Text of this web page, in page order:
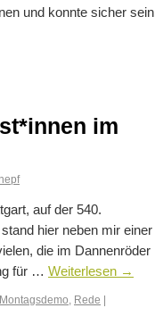
und konnte sicher
im
auf der 540.
hier neben mir einer
die im Dannenröder
für … Weiterlesen →
Montagsdemo Rede |